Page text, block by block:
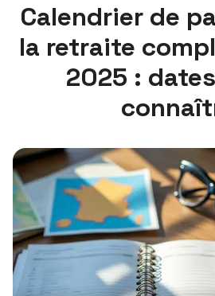
Calendrier de
la retraite
2025 :